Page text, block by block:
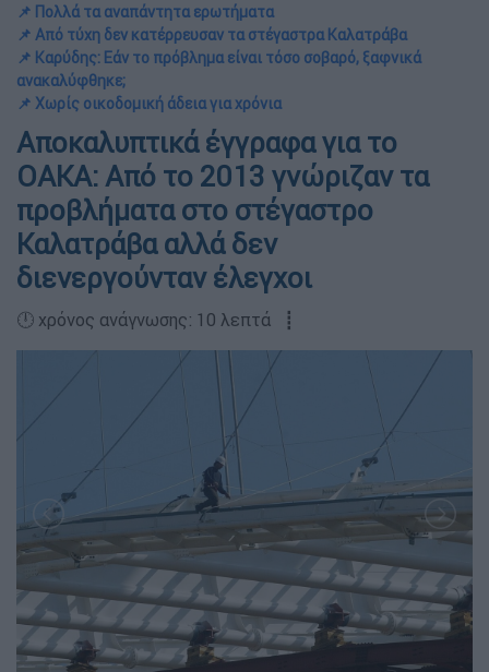
📌 Πολλά τα αναπάντητα ερωτήματα
📌 Από τύχη δεν κατέρρευσαν τα στέγαστρα Καλατράβα
📌 Καρύδης: Εάν το πρόβλημα είναι τόσο σοβαρό, ξαφνικά
ανακαλύφθηκε;
📌 Χωρίς οικοδομική άδεια για χρόνια
Αποκαλυπτικά έγγραφα για το
ΟΑΚΑ: Από το 2013 γνώριζαν τα
προβλήματα στο στέγαστρο
Καλατράβα αλλά δεν
διενεργούνταν έλεγχοι
🕛 χρόνος ανάγνωσης: 10 λεπτά ┋